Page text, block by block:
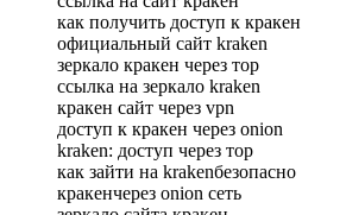
как получить доступ к кракен
официальный сайт kraken
зеркало кракен через тор
ссылка на зеркало kraken
кракен сайт через vpn
доступ к кракен через onion
kraken: доступ через тор
как зайти на krakenбезопасно
кракенчерез onion сеть